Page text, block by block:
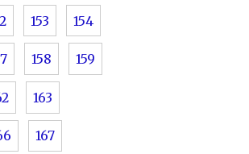
153 154
158 159
163
167